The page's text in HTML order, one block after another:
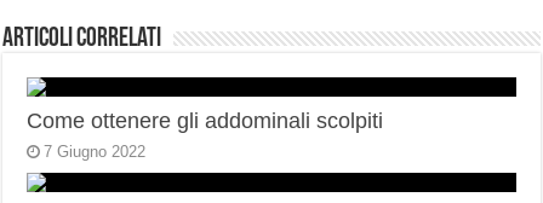
Articoli correlati
Come ottenere gli addominali scolpiti
7 Giugno 2022